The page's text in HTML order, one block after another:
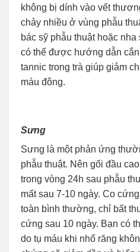
không bị dính vào vết
chảy nhiều ở vùng phẫu
bác sỹ phẫu thuật hoặc
có thể được hướng dẫn
tannic trong trà giúp giảm
máu đông.
Sưng
Sưng là một phản ứng
phẫu thuật. Nên gối đầu
trong vòng 24h sau phẫu
mất sau 7-10 ngày. Co
toàn bình thường, chỉ bất
cứng sau 10 ngày. Bạn có
do tụ máu khi nhổ răng